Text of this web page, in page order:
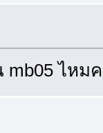
ไหม